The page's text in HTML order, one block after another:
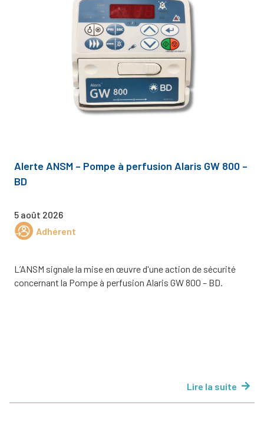
Alerte ANSM – Pompe à perfusion Alaris GW 800 –
BD
5 août 2026
Adhérent
L’ANSM signale la mise en œuvre d'une action de sécurité
concernant la Pompe à perfusion Alaris GW 800 – BD.
Lire la suite